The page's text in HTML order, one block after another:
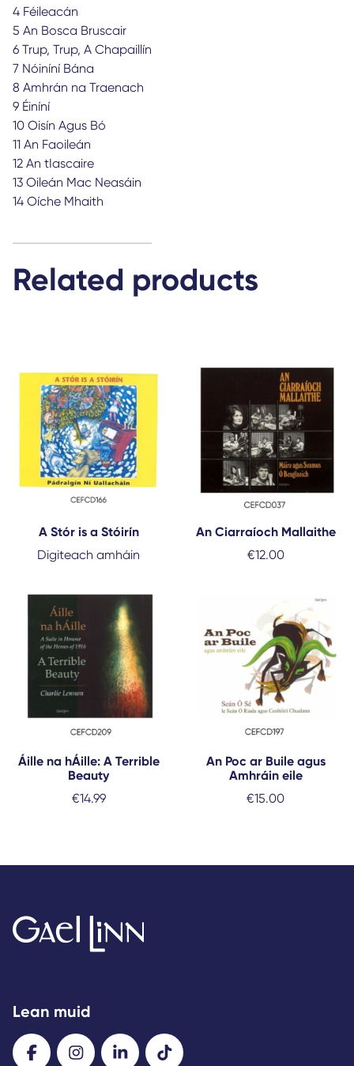
4 Féileacán
5 An Bosca Bruscair
6 Trup, Trup, A Chapaillín
7 Nóiníní Bána
8 Amhrán na Traenach
9 Éiníní
10 Oisín Agus Bó
11 An Faoileán
12 An tIascaire
13 Oileán Mac Neasáin
14 Oíche Mhaith
Related products
A Stór is a Stóirín
Digiteach amháin
An Ciarraíoch Mallaithe
€12.00
Áille na hÁille: A Terrible
Beauty
€14.99
An Poc ar Buile agus
Amhráin eile
€15.00
Lean muid